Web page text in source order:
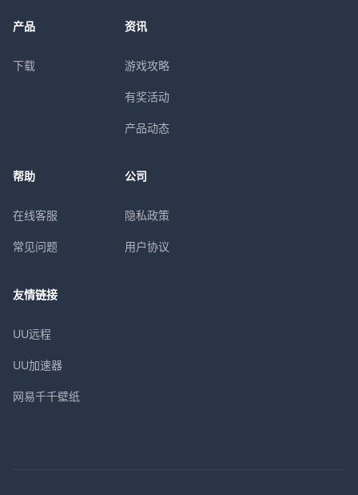
产品
下载
资讯
游戏攻略
有奖活动
产品动态
帮助
在线客服
常见问题
公司
隐私政策
用户协议
友情链接
UU远程
UU加速器
网易千千壁纸